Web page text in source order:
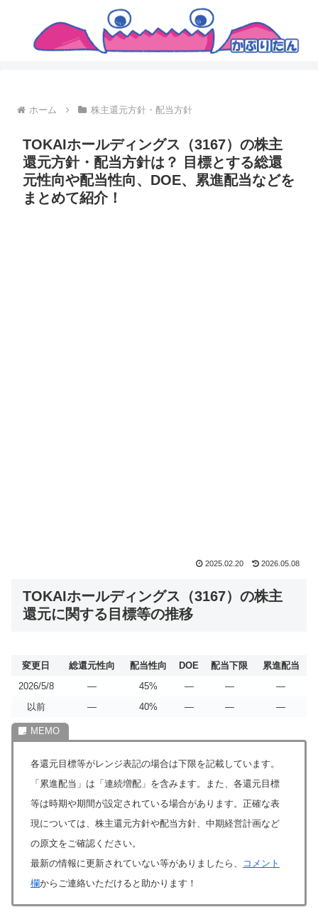
ホーム 株主還元方針・配当方針
TOKAIホールディングス（3167）の株主
還元方針・配当方針は？ 目標とする総還
元性向や配当性向、DOE、累進配当などを
まとめて紹介！
2025.02.20 2026.05.08
TOKAIホールディングス（3167）の株主
還元に関する目標等の推移
変更日 総還元性向 配当性向 DOE 配当下限
累進配当
2026/5/8
― 45% ― ―
―
以前
― 40% ― ― ―
各還元目標等がレンジ表記の場合は下限を記載しています。
「累進配当」は「連続増配」を含みます。また、各還元目標
等は時期や期間が設定されている場合があります。正確な表
現については、株主還元方針や配当方針、中期経営計画など
の原文をご確認ください。
最新の情報に更新されていない等がありましたら、
コメント
欄からご連絡いただけると助かります！